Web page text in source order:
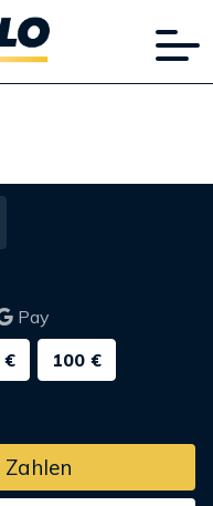
Pay
€ 100 €